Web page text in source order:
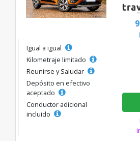
Igual a igual
Kilometraje limitado
Reunirse y Saludar
Depósito en efectivo
aceptado
Conductor adicional
incluido